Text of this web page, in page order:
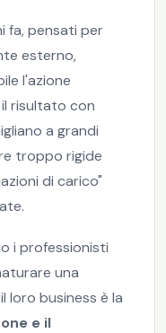
fa, pensati per
esterno,
l'azione
risultato con
a grandi
troppo rigide
di carico"
i professionisti
una
loro business è la
e il